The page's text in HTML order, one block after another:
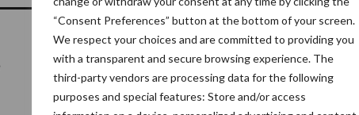
“Consent Preferences” button at the bottom of your screen.
We respect your choices and are committed to providing you
with a transparent and secure browsing experience. The
third-party vendors are processing data for the following
purposes and special features: Store and/or access